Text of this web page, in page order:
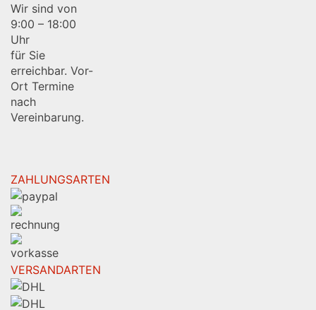
Wir sind von
9:00 – 18:00
Uhr
für Sie
erreichbar. Vor-
Ort Termine
nach
Vereinbarung.
ZAHLUNGSARTEN
VERSANDARTEN